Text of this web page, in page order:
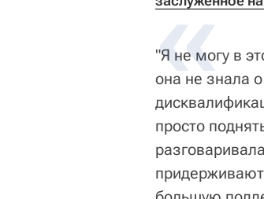
"Я не могу в
она не знала
просто